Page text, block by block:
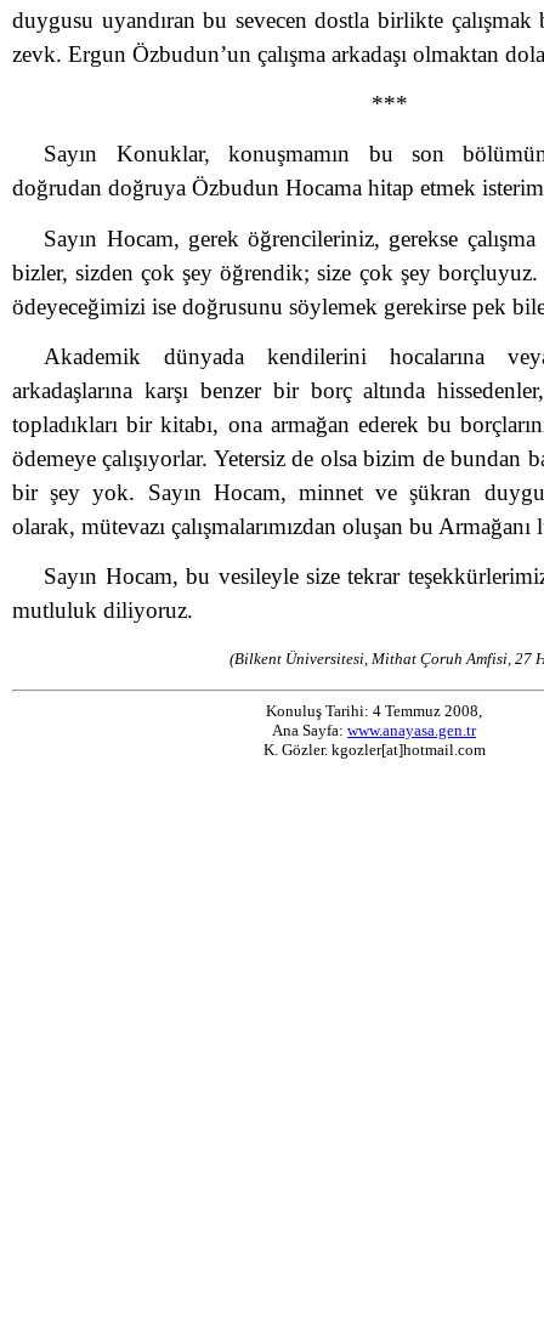
duygusu uyandıran bu sevecen dostla birlikte
zevk. Ergun Özbudun’un çalışma arkadaşı olmaktan
***
Sayın Konuklar, konuşmamın bu son
doğrudan doğruya Özbudun Hocama hitap etmek
Sayın Hocam, gerek öğrencileriniz, gerekse çalışma
bizler, sizden çok şey öğrendik; size çok şey borçluyuz.
ödeyeceğimizi ise doğrusunu söylemek gerekirse pek
Akademik dünyada kendilerini hocalarına
arkadaşlarına karşı benzer bir borç altında
topladıkları bir kitabı, ona armağan ederek bu
ödemeye çalışıyorlar. Yetersiz de olsa bizim de bundan
bir şey yok. Sayın Hocam, minnet ve şükran
olarak, mütevazı çalışmalarımızdan oluşan bu
Sayın Hocam, bu vesileyle size tekrar
mutluluk diliyoruz.
(Bilkent Üniversitesi, Mithat Çoruh Amfisi, 27
Konuluş Tarihi: 4 Temmuz 2008,
Ana Sayfa: www.anayasa.gen.tr
K. Gözler. kgozler[at]hotmail.com